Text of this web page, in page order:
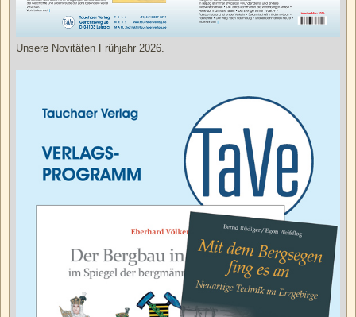
Unsere Novitäten Frühjahr 2026.